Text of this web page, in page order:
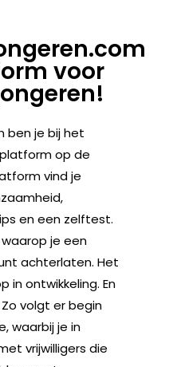
voor
ben je bij het
op de
vind je
en een zelftest.
je een
achterlaten. Het
in ontwikkeling. En
volgt er begin
waarbij je in
vrijwilligers die